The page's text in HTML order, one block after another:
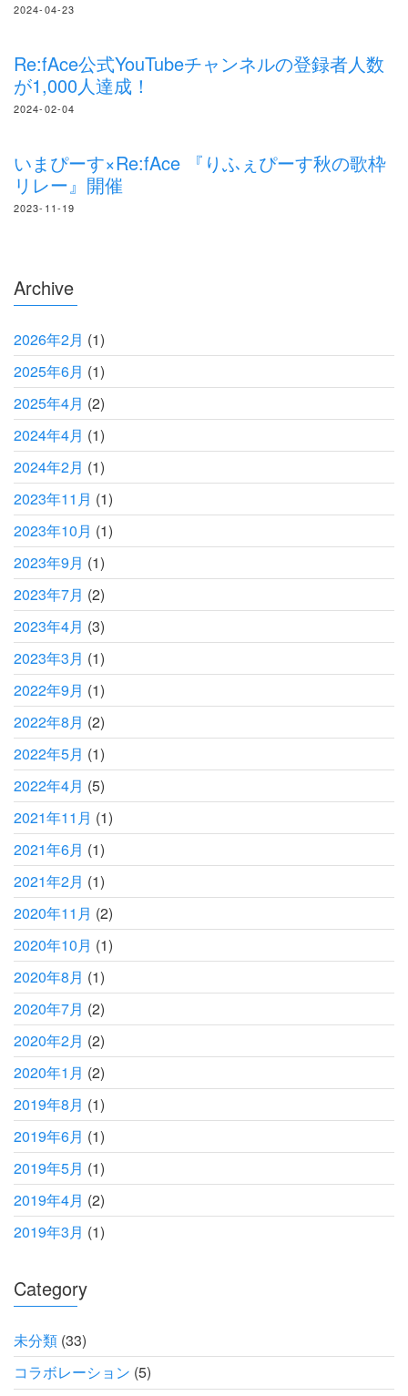
2024-04-23
Re:fAce公式YouTubeチャンネルの登録者人数
が1,000人達成！
2024-02-04
いまぴーす×Re:fAce 『りふぇぴーす秋の歌枠
リレー』開催
2023-11-19
Archive
2026年2月 (1)
2025年6月 (1)
2025年4月 (2)
2024年4月 (1)
2024年2月 (1)
2023年11月 (1)
2023年10月 (1)
2023年9月 (1)
2023年7月 (2)
2023年4月 (3)
2023年3月 (1)
2022年9月 (1)
2022年8月 (2)
2022年5月 (1)
2022年4月 (5)
2021年11月 (1)
2021年6月 (1)
2021年2月 (1)
2020年11月 (2)
2020年10月 (1)
2020年8月 (1)
2020年7月 (2)
2020年2月 (2)
2020年1月 (2)
2019年8月 (1)
2019年6月 (1)
2019年5月 (1)
2019年4月 (2)
2019年3月 (1)
Category
未分類 (33)
コラボレーション (5)